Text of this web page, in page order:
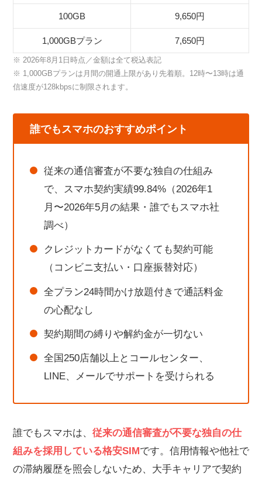
100GB 9,650円
1,000GBプラン 7,650円
※ 2026年8月1日時点／金額は全て税込表記
※ 1,000GBプランは月間の開通上限があり先着順。12時〜13時は通
信速度が128kbpsに制限されます。
誰でもスマホのおすすめポイント
従来の通信審査が不要な独自の仕組み
で、スマホ契約実績99.84%（2026年1
月〜2026年5月の結果・誰でもスマホ社
調べ）
クレジットカードがなくても契約可能
（コンビニ支払い・口座振替対応）
全プラン24時間かけ放題付きで通話料金
の心配なし
契約期間の縛りや解約金が一切ない
全国250店舗以上とコールセンター、
LINE、メールでサポートを受けられる
誰でもスマホは、 従来の通信審査が不要な独自の仕
組みを採用している格安SIM です。信用情報や他社で
の滞納履歴を照会しないため、大手キャリアで契約